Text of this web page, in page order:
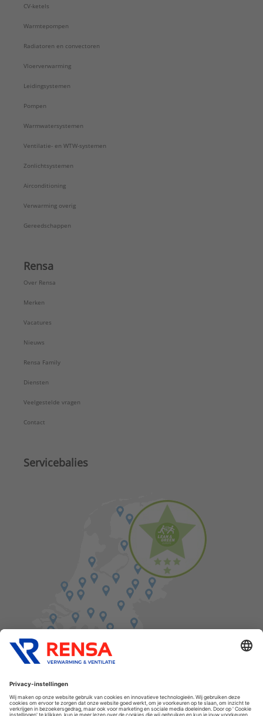
CV-ketels
Warmtepompen
Radiatoren en convectoren
Vloerverwarming
Leidingsystemen
Pompen
Warmwatersystemen
Ventilatie- en WTW-systemen
Zonlichtsystemen
Airconditioning
Verwarming overig
Gereedschappen
Rensa
Over Rensa
Merken
Vacatures
Nieuws
Rensa Family
Diensten
Veelgestelde vragen
Contact
Servicebalies